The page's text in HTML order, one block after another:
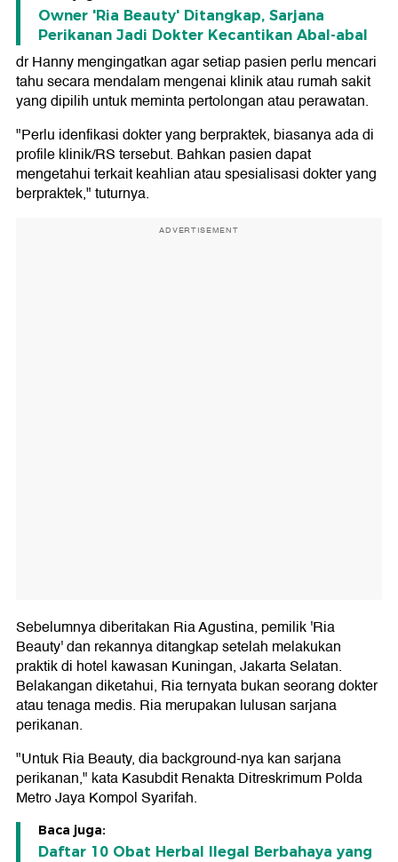
Owner 'Ria Beauty' Ditangkap, Sarjana
Perikanan Jadi Dokter Kecantikan Abal-abal
dr Hanny mengingatkan agar setiap pasien perlu mencari
tahu secara mendalam mengenai klinik atau rumah sakit
yang dipilih untuk meminta pertolongan atau perawatan.
"Perlu idenfikasi dokter yang berpraktek, biasanya ada di
profile klinik/RS tersebut. Bahkan pasien dapat
mengetahui terkait keahlian atau spesialisasi dokter yang
berpraktek," tuturnya.
ADVERTISEMENT
Sebelumnya diberitakan Ria Agustina, pemilik 'Ria
Beauty' dan rekannya ditangkap setelah melakukan
praktik di hotel kawasan Kuningan, Jakarta Selatan.
Belakangan diketahui, Ria ternyata bukan seorang dokter
atau tenaga medis. Ria merupakan lulusan sarjana
perikanan.
"Untuk Ria Beauty, dia background-nya kan sarjana
perikanan," kata Kasubdit Renakta Ditreskrimum Polda
Metro Jaya Kompol Syarifah.
Baca juga:
Daftar 10 Obat Herbal Ilegal Berbahaya yang